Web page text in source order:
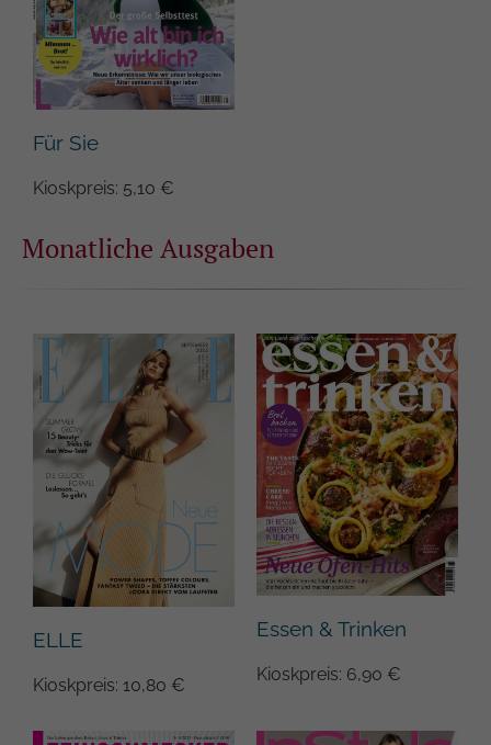
Für Sie
Kioskpreis: 5,10 €
Monatliche Ausgaben
ELLE
Kioskpreis: 10,80 €
Essen & Trinken
Kioskpreis: 6,90 €